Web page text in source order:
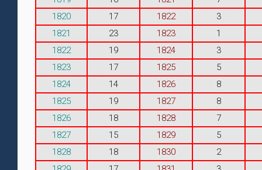
1820
17 1822
3
1821
23 1823
1
1822
19 1824
3
1823
17 1825
5
1824
14 1826
8
1825
19 1827
8
1826
18 1828
7
1827
15 1829
5
1828
18 1830
2